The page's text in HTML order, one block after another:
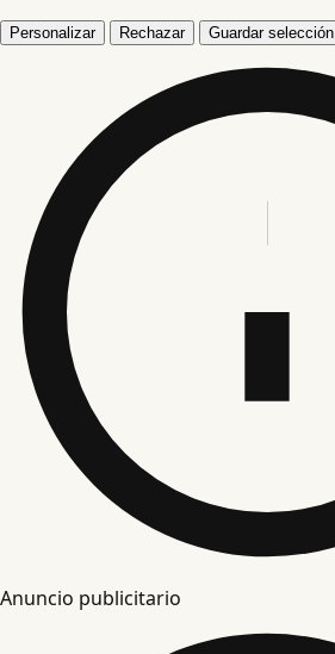
Personalizar Rechazar Guardar selección
Anuncio publicitario